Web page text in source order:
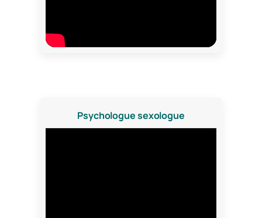
Psychologue sexologue